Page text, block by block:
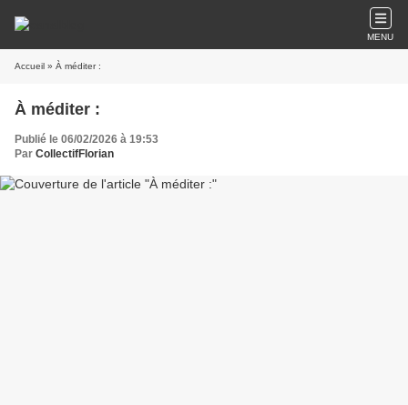
MENU
Accueil » À méditer :
À méditer :
Publié le 06/02/2026 à 19:53
Par CollectifFlorian